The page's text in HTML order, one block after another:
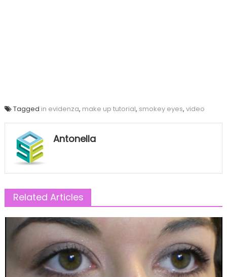
Tagged in evidenza, make up tutorial, smokey eyes, video
Antonella
Related Articles